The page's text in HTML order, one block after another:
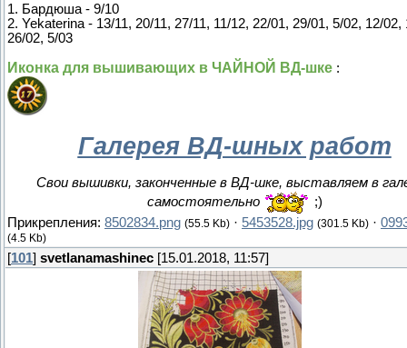
1. Бардюша - 9/10
2. Yekaterina - 13/11, 20/11, 27/11, 11/12, 22/01, 29/01, 5/02, 12/02,
26/02, 5/03
Иконка для вышивающих в ЧАЙНОЙ ВД-шке :
Галерея ВД-шных работ
Свои вышивки, законченные в ВД-шке, выставляем в
самостоятельно
;)
Прикрепления: 8502834.png (55.5 Kb) · 5453528.jpg (301.5 Kb) ·
(4.5 Kb)
[101] svetlanamashinec [15.01.2018, 11:57]